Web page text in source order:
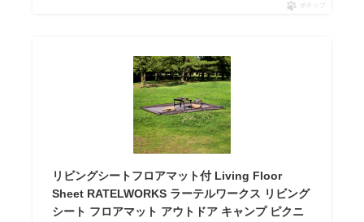
ポチップ
リビングシートフロアマット付 Living Floor
Sheet RATELWORKS ラーテルワークス リビング
シート フロアマット アウトドア キャンプ ピクニ